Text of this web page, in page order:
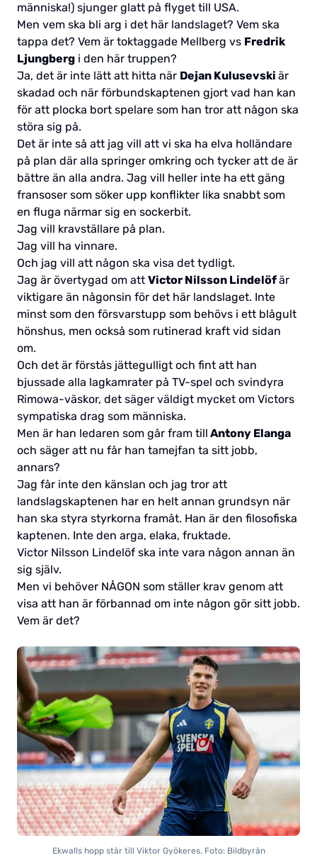
människa!) sjunger glatt på flyget till USA.
Men vem ska bli arg i det här landslaget? Vem ska
tappa det? Vem är toktaggade Mellberg vs Fredrik
Ljungberg i den här truppen?
Ja, det är inte lätt att hitta när Dejan Kulusevski är
skadad och när förbundskaptenen gjort vad han kan
för att plocka bort spelare som han tror att någon ska
störa sig på.
Det är inte så att jag vill att vi ska ha elva holländare
på plan där alla springer omkring och tycker att de är
bättre än alla andra. Jag vill heller inte ha ett gäng
fransoser som söker upp konflikter lika snabbt som
en fluga närmar sig en sockerbit.
Jag vill kravställare på plan.
Jag vill ha vinnare.
Och jag vill att någon ska visa det tydligt.
Jag är övertygad om att Victor Nilsson Lindelöfär
viktigare än någonsin för det här landslaget. Inte
minst som den försvarstupp som behövs i ett blågult
hönshus, men också som rutinerad kraft vid sidan
om.
Och det är förstås jättegulligt och fint att han
bjussade alla lagkamrater på TV-spel och svindyra
Rimowa-väskor, det säger väldigt mycket om Victors
sympatiska drag som människa.
Men är han ledaren som går fram till Antony Elanga
och säger att nu får han tamejfan ta sitt jobb,
annars?
Jag får inte den känslan och jag tror att
landslagskaptenen har en helt annan grundsyn när
han ska styra styrkorna framåt. Han är den filosofiska
kaptenen. Inte den arga, elaka, fruktade.
Victor Nilsson Lindelöf ska inte vara någon annan än
sig själv.
Men vi behöver NÅGON som ställer krav genom att
visa att han är förbannad om inte någon gör sitt jobb.
Vem är det?
Ekwalls hopp står till Viktor Gyökeres. Foto: Bildbyrån